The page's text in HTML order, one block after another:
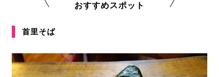
おすすめスポット
首里そば